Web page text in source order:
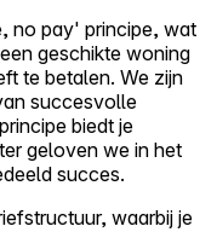
no pay' principe, wat
geschikte woning
te betalen. We zijn
succesvolle
biedt je
geloven we in het
succes.
waarbij je